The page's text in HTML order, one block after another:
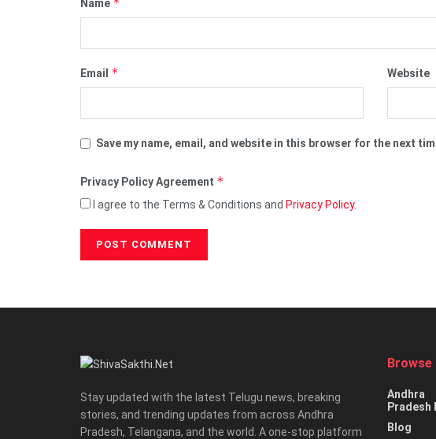
Name
Email * Website
Save my name, email, and website in this browser for the next
Privacy Policy Agreement *
I agree to the Terms & Conditions and Privacy Policy.
Stay updated with the latest Telugu news, breaking
stories, and trending updates from across Andhra
Pradesh, Telangana, and the world. A one-stop platform
Browse
Andhra
Pradesh
Blog